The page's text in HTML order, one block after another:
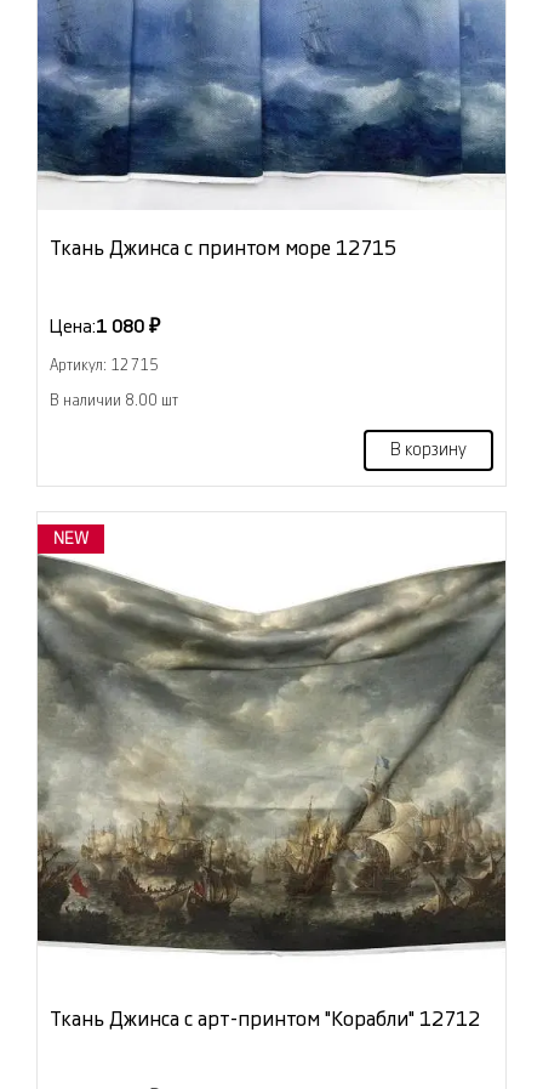
Ткань Джинса с принтом море 12715
Цена:1 080 ₽
Артикул: 12715
В наличии 8.00 шт
В корзину
NEW
Ткань Джинса с арт-принтом "Корабли" 12712